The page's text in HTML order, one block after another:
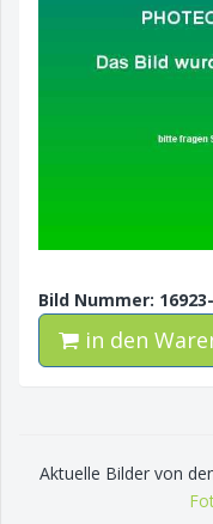
Bild Nummer:
in den
Aktuelle Bilder von